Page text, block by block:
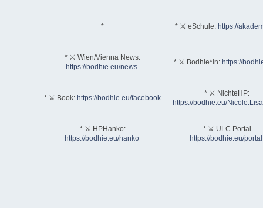
* * ⚔ eSchule: https://
* ⚔ Wien/Vienna News:
https://bodhie.eu/news
* ⚔ Bodhie*in: https://
* ⚔ Book: https://bodhie.eu/facebook
* ⚔ NichteHP:
https://bodhie.eu/
* ⚔ HPHanko:
https://bodhie.eu/hanko
* ⚔ ULC Portal
https://bodhie.eu/portal